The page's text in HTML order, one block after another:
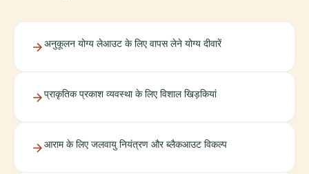
अनुकूलन योग्य लेआउट के लिए वापस लेने योग्य दीवारें
प्राकृतिक प्रकाश व्यवस्था के लिए विशाल खिड़कियां
आराम के लिए जलवायु नियंत्रण और ब्लैकआउट विकल्प